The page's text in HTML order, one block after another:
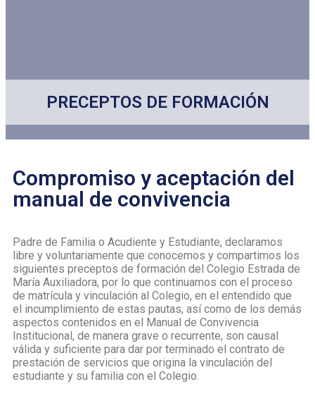
PRECEPTOS DE FORMACIÓN
Compromiso y aceptación del
manual de convivencia
Padre de Familia o Acudiente y Estudiante, declaramos
libre y voluntariamente que conocemos y compartimos los
siguientes preceptos de formación del Colegio Estrada de
María Auxiliadora, por lo que continuamos con el proceso
de matrícula y vinculación al Colegio, en el entendido que
el incumplimiento de estas pautas, así como de los demás
aspectos contenidos en el Manual de Convivencia
Institucional, de manera grave o recurrente, son causal
válida y suficiente para dar por terminado el contrato de
prestación de servicios que origina la vinculación del
estudiante y su familia con el Colegio.